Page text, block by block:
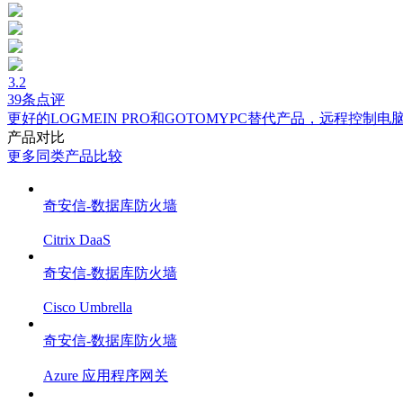
3.2
39条点评
更好的LOGMEIN PRO和GOTOMYPC替代产品，远程控制电
产品对比
更多同类产品比较
奇安信-数据库防火墙
Citrix DaaS
奇安信-数据库防火墙
Cisco Umbrella
奇安信-数据库防火墙
Azure 应用程序网关